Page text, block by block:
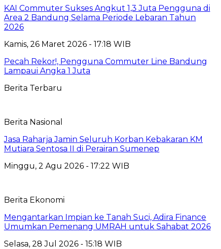
KAI Commuter Sukses Angkut 1,3 Juta Pengguna di
Area 2 Bandung Selama Periode Lebaran Tahun
2026
Kamis, 26 Maret 2026 - 17:18 WIB
Pecah Rekor!, Pengguna Commuter Line Bandung
Lampaui Angka 1 Juta
Berita Terbaru
Berita Nasional
Jasa Raharja Jamin Seluruh Korban Kebakaran KM
Mutiara Sentosa II di Perairan Sumenep
Minggu, 2 Agu 2026 - 17:22 WIB
Berita Ekonomi
Mengantarkan Impian ke Tanah Suci, Adira Finance
Umumkan Pemenang UMRAH untuk Sahabat 2026
Selasa, 28 Jul 2026 - 15:18 WIB